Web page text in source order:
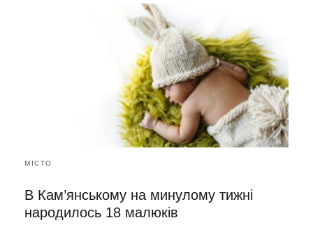
МІСТО
В Кам’янському на минулому тижні
народилось 18 малюків